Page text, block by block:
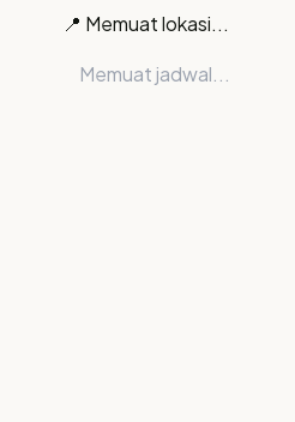
📍 Memuat lokasi...
Memuat jadwal...